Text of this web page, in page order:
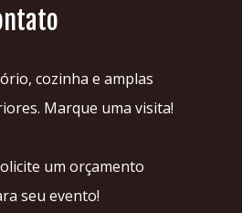
cozinha e amplas
Marque uma visita!
um orçamento
seu evento!